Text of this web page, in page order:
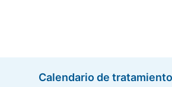
Calendario de